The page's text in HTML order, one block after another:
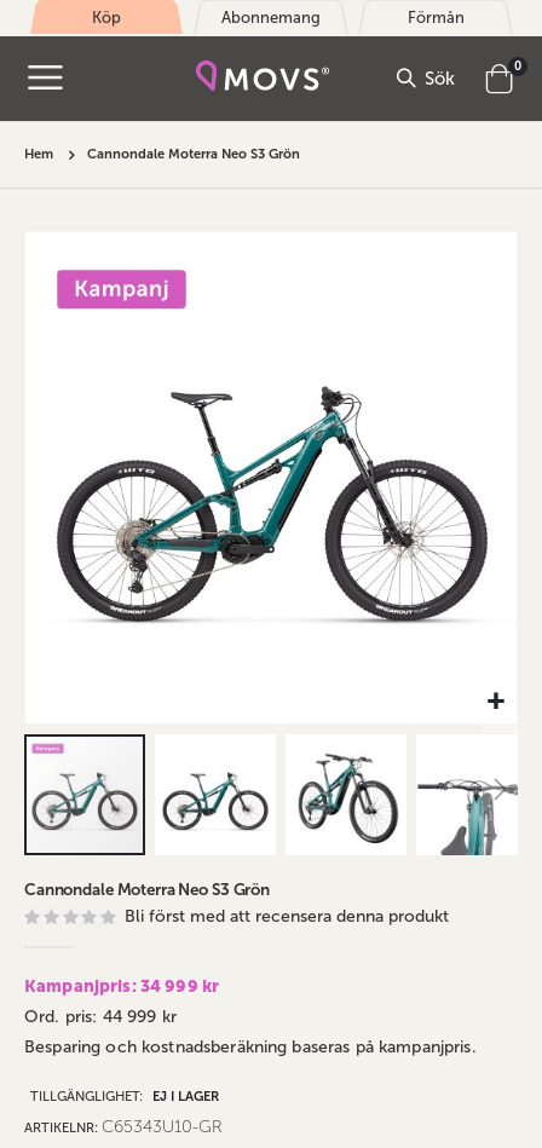
Köp Abonnemang Förmån
Sök Cart
0
Hem Cannondale Moterra Neo S3 Grön
till
början
Cannondale Moterra Neo S3 Grön
Bli först med att recensera denna produkt
Kampanjpris: 34 999 kr
Ord. pris: 44 999 kr
Besparing och kostnadsberäkning baseras på kampanjpris.
TILLGÄNGLIGHET:
EJ I LAGER
ARTIKELNR C65343U10-GR